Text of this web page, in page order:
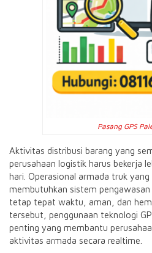
Pasang GPS
Aktivitas distribusi barang yang
perusahaan logistik harus bekerja
hari. Operasional armada truk
membutuhkan sistem
tetap tepat waktu, aman, dan
tersebut, penggunaan teknologi
penting yang membantu
aktivitas armada secara realtime.